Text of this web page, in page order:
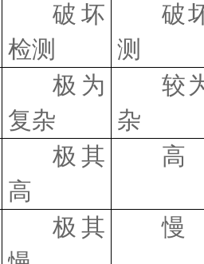
破坏
检测
破
测
极为
复杂
较
杂
极其
高
高
极其
慢